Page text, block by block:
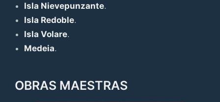
Isla Nievepunzante.
Isla Redoble.
Isla Volare.
Medeia.
OBRAS MAESTRAS